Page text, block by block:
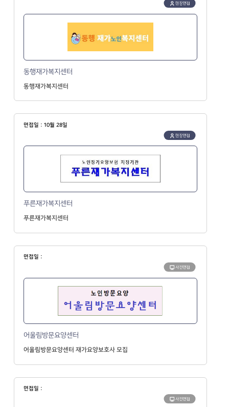
현장면접
동행재가복지센터
동행재가복지센터
면접일 : 10월 28일
현장면접
푸른재가복지센터
푸른재가복지센터
면접일 :
사전면접
어울림방문요양센터
어울림방문요양센터 재가요양보호사 모집
면접일 :
사전면접